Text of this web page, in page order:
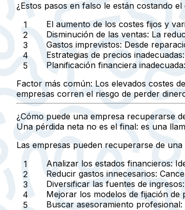
¿Estos pasos en falso le están costando
El aumento de los costes fijos y
Disminución de las ventas: La
Gastos imprevistos: Desde
Estrategias de precios inadecuadas:
Planificación financiera inadecuada:
Factor más común: Los elevados costes
empresas corren el riesgo de perder
¿Cómo puede una empresa recuperarse
Una pérdida neta no es el final: es una
Las empresas pueden recuperarse de
Analizar los estados financieros:
Reducir gastos innecesarios:
Diversificar las fuentes de ingresos:
Mejorar los modelos de fijación de
Buscar asesoramiento profesional: